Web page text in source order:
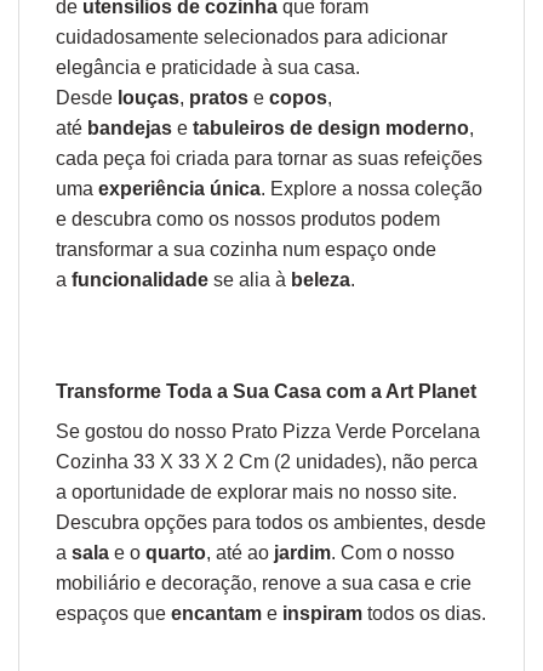
de utensílios de cozinha que foram
cuidadosamente selecionados para adicionar
elegância e praticidade à sua casa.
Desde louças, pratos e copos,
até bandejas e tabuleiros de design moderno,
cada peça foi criada para tornar as suas refeições
uma experiência única. Explore a nossa coleção
e descubra como os nossos produtos podem
transformar a sua cozinha num espaço onde
a funcionalidade se alia à beleza.
Transforme Toda a Sua Casa com a Art Planet
Se gostou do nosso Prato Pizza Verde Porcelana
Cozinha 33 X 33 X 2 Cm (2 unidades), não perca
a oportunidade de explorar mais no nosso site.
Descubra opções para todos os ambientes, desde
a sala e o quarto, até ao jardim. Com o nosso
mobiliário e decoração, renove a sua casa e crie
espaços que encantam e inspiram todos os dias.